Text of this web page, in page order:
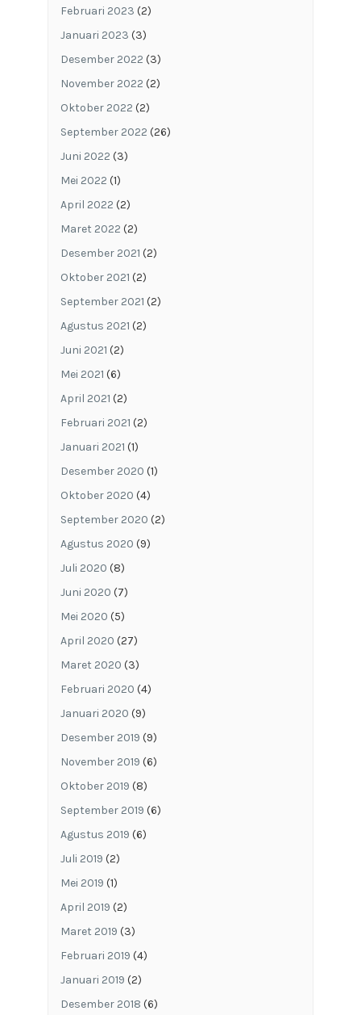
Februari 2023 (2)
Januari 2023 (3)
Desember 2022 (3)
November 2022 (2)
Oktober 2022 (2)
September 2022 (26)
Juni 2022 (3)
Mei 2022 (1)
April 2022 (2)
Maret 2022 (2)
Desember 2021 (2)
Oktober 2021 (2)
September 2021 (2)
Agustus 2021 (2)
Juni 2021 (2)
Mei 2021 (6)
April 2021 (2)
Februari 2021 (2)
Januari 2021 (1)
Desember 2020 (1)
Oktober 2020 (4)
September 2020 (2)
Agustus 2020 (9)
Juli 2020 (8)
Juni 2020 (7)
Mei 2020 (5)
April 2020 (27)
Maret 2020 (3)
Februari 2020 (4)
Januari 2020 (9)
Desember 2019 (9)
November 2019 (6)
Oktober 2019 (8)
September 2019 (6)
Agustus 2019 (6)
Juli 2019 (2)
Mei 2019 (1)
April 2019 (2)
Maret 2019 (3)
Februari 2019 (4)
Januari 2019 (2)
Desember 2018 (6)